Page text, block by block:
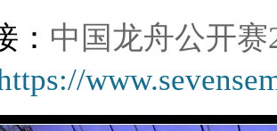
： 中国龙舟公开